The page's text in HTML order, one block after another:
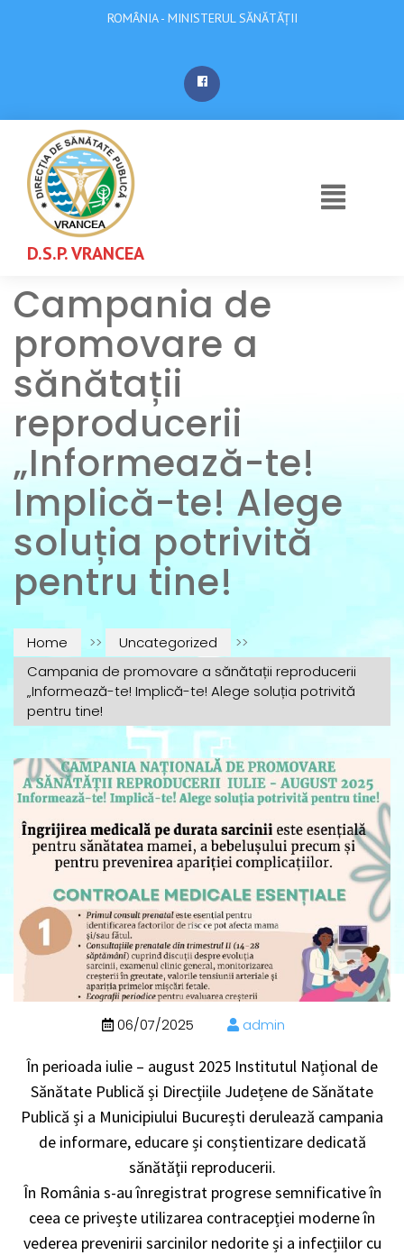
ROMÂNIA - MINISTERUL SĂNĂTĂȚII
D.S.P. VRANCEA
Campania de
promovare a
sănătații
reproducerii
„Informează-te!
Implică-te! Alege
soluția potrivită
pentru tine!
Home >> Uncategorized
>>
Campania de promovare a sănătații reproducerii
„Informează-te! Implică-te! Alege soluția potrivită
pentru tine!
06/07/2025 admin
În perioada iulie – august 2025 Institutul Național de
Sănătate Publică și Direcțiile Județene de Sănătate
Publică și a Municipiului București derulează campania
de informare, educare și conștientizare dedicată
sănătăţii reproducerii.
În România s-au înregistrat progrese semnificative în
ceea ce privește utilizarea contracepției moderne în
vederea prevenirii sarcinilor nedorite și a infecțiilor cu